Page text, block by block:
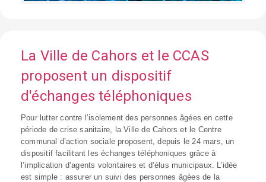
La Ville de Cahors et le CCAS
proposent un dispositif
d'échanges téléphoniques
Pour lutter contre l’isolement des personnes âgées en cette
période de crise sanitaire, la Ville de Cahors et le Centre
communal d’action sociale proposent, depuis le 24 mars, un
dispositif facilitant les échanges téléphoniques grâce à
l’implication d’agents volontaires et d’élus municipaux. L’idée
est simple : assurer un suivi des personnes âgées de la